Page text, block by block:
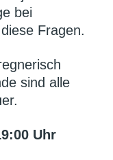
bei
Fragen.
sind alle
Uhr